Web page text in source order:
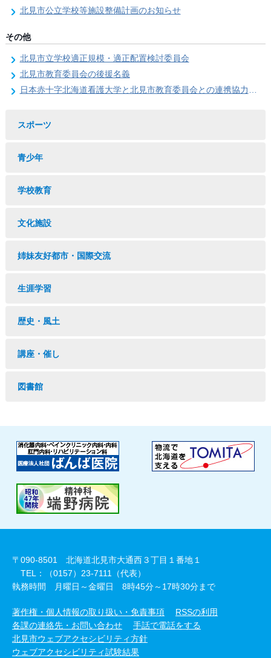
北見市公立学校等施設整備計画のお知らせ
その他
北見市立学校適正規模・適正配置検討委員会
北見市教育委員会の後援名義
日本赤十字北海道看護大学と北見市教育委員会との連携協力に関する協定の締結
スポーツ
青少年
学校教育
文化施設
姉妹友好都市・国際交流
生涯学習
歴史・風土
講座・催し
図書館
〒090-8501 北海道北見市大通西３丁目１番地１
TEL：（0157）23-7111（代表）
執務時間 月曜日～金曜日 8時45分～17時30分まで
著作権・個人情報の取り扱い・免責事項
RSSの利用
各課の連絡先・お問い合わせ
手話で電話をする
北見市ウェブアクセシビリティ方針
ウェブアクセシビリティ試験結果